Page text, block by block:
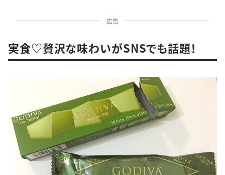
広告
実食♡贅沢な味わいがSNSでも話題！